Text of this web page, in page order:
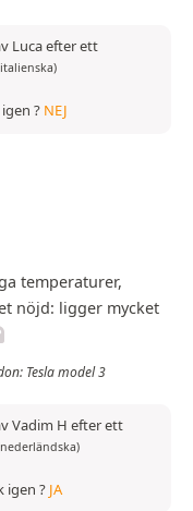
Luca efter ett
? NEJ
temperaturer,
nöjd: ligger mycket
Tesla model 3
Vadim H efter ett
igen ? JA